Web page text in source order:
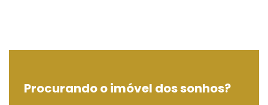
Procurando o imóvel dos sonhos?